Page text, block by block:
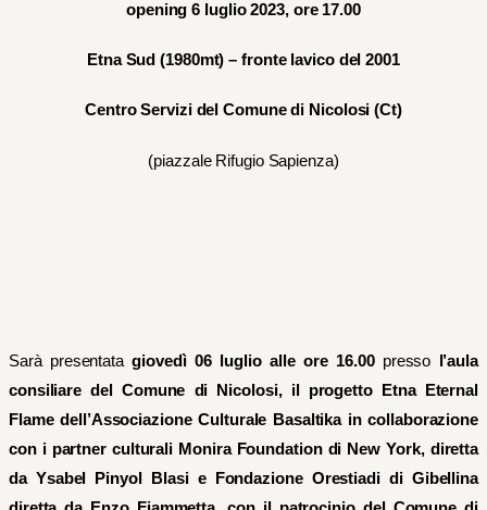
opening 6 luglio 2023, ore 17.00
Etna Sud(1980mt)– fronte lavico del 2001
Centro Servizi del Comune di Nicolosi (Ct)
(piazzale Rifugio Sapienza)
Sarà presentatagiovedì 06 luglio alle ore 16.00 presso l’aula
consiliare del Comune di Nicolosi, il progetto Etna Eternal
Flame dell’Associazione Culturale Basaltika in collaborazione
con i partner culturali Monira Foundation di New York, diretta
da Ysabel Pinyol Blasie Fondazione Orestiadi di Gibellina